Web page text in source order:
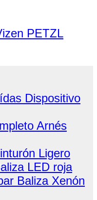
PETZL
Dispositivo
Arnés
Ligero
LED roja
Baliza Xenón